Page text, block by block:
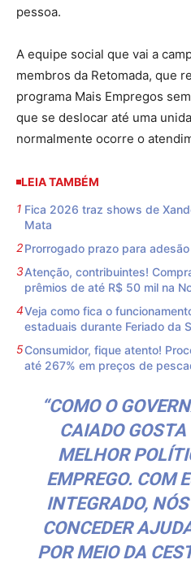
pessoa.
A equipe social que vai a
membros da Retomada, que
programa Mais Empregos
que se deslocar até uma
normalmente ocorre o
LEIA TAMBÉM
Fica 2026 traz shows de
Mata
Prorrogado prazo para
Atenção, contribuintes!
prêmios de até R$ 50 mil na
Veja como fica o
estaduais durante Feriado da
Consumidor, fique atento!
até 267% em preços de
“COMO O
CAIADO GOSTA
MELHOR
EMPREGO. COM
INTEGRADO,
CONCEDER
POR MEIO DA